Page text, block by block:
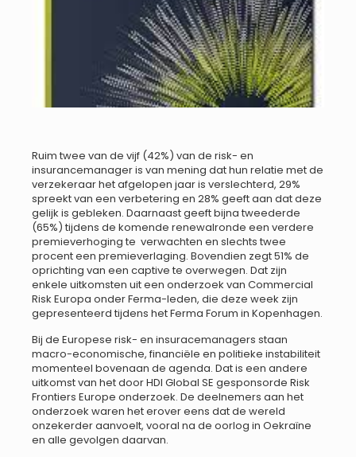
Ruim twee van de vijf (42%) van de risk- en
insurancemanager is van mening dat hun relatie met de
verzekeraar het afgelopen jaar is verslechterd, 29%
spreekt van een verbetering en 28% geeft aan dat deze
gelijk is gebleken. Daarnaast geeft bijna tweederde
(65%) tijdens de komende renewalronde een verdere
premieverhoging te verwachten en slechts twee
procent een premieverlaging. Bovendien zegt 51% de
oprichting van een captive te overwegen. Dat zijn
enkele uitkomsten uit een onderzoek van Commercial
Risk Europa onder Ferma-leden, die deze week zijn
gepresenteerd tijdens het Ferma Forum in Kopenhagen.
Bij de Europese risk- en insuracemanagers staan
macro-economische, financiële en politieke instabiliteit
momenteel bovenaan de agenda. Dat is een andere
uitkomst van het door HDI Global SE gesponsorde Risk
Frontiers Europe onderzoek. De deelnemers aan het
onderzoek waren het erover eens dat de wereld
onzekerder aanvoelt, vooral na de oorlog in Oekraïne
en alle gevolgen daarvan.